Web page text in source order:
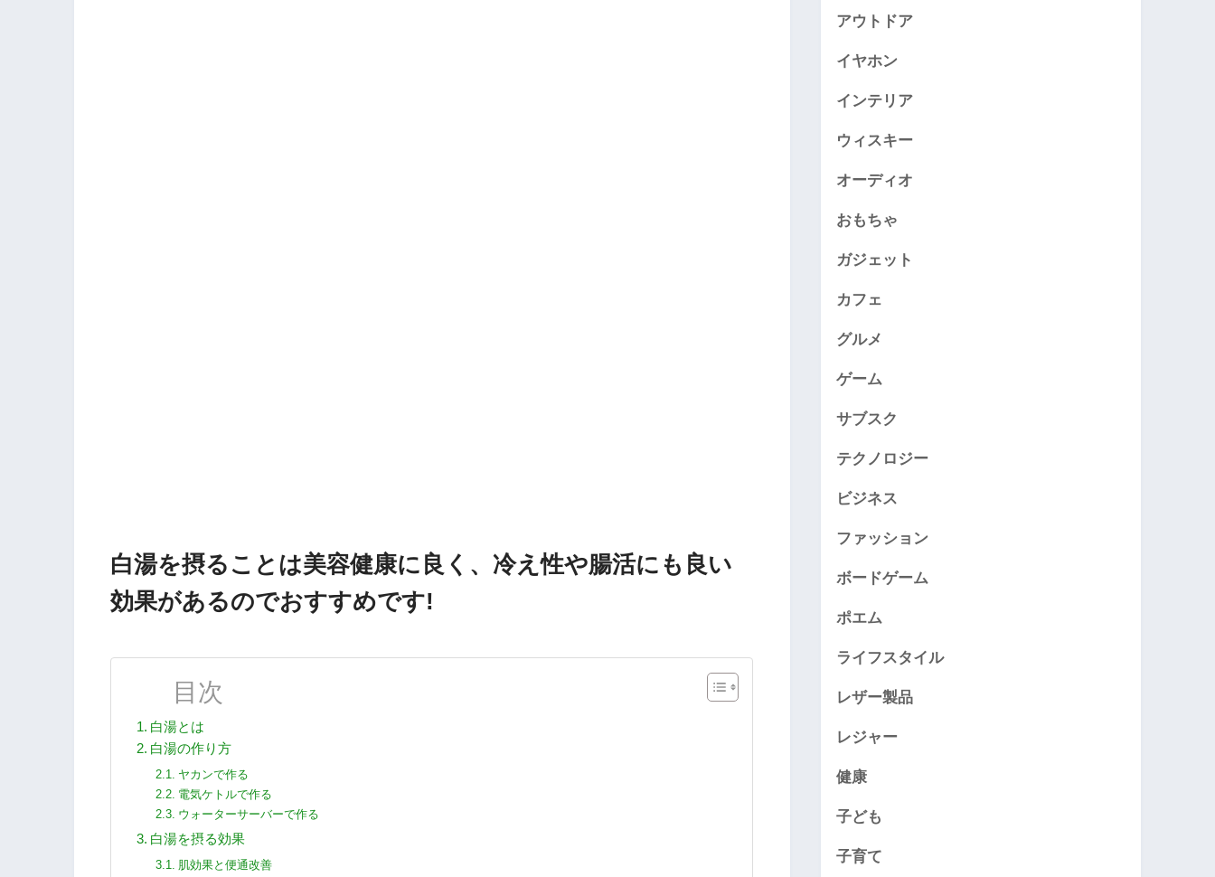
白湯を摂ることは美容健康に良く、冷え性や腸活にも良い
効果があるのでおすすめです!
目次
白湯とは
白湯の作り方
ヤカンで作る
電気ケトルで作る
ウォーターサーバーで作る
白湯を摂る効果
肌効果と便通改善
アウトドア
イヤホン
インテリア
ウィスキー
オーディオ
おもちゃ
ガジェット
カフェ
グルメ
ゲーム
サブスク
テクノロジー
ビジネス
ファッション
ボードゲーム
ポエム
ライフスタイル
レザー製品
レジャー
健康
子ども
子育て